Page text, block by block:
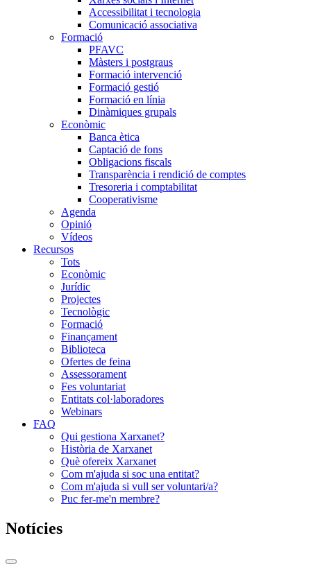
Accessibilitat i tecnologia
Comunicació associativa
Formació
PFAVC
Màsters i postgraus
Formació intervenció
Formació gestió
Formació en línia
Dinàmiques grupals
Econòmic
Banca ètica
Captació de fons
Obligacions fiscals
Transparència i rendició de comptes
Tresoreria i comptabilitat
Cooperativisme
Agenda
Opinió
Vídeos
Recursos
Tots
Econòmic
Jurídic
Projectes
Tecnològic
Formació
Finançament
Biblioteca
Ofertes de feina
Assessorament
Fes voluntariat
Entitats col·laboradores
Webinars
FAQ
Qui gestiona Xarxanet?
Història de Xarxanet
Què ofereix Xarxanet
Com m'ajuda si soc una entitat?
Com m'ajuda si vull ser voluntari/a?
Puc fer-me'n membre?
Notícies
Commutador